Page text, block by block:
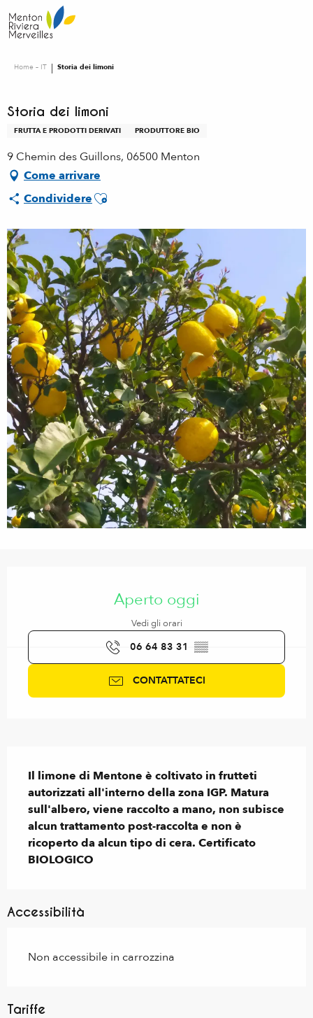
au
contenu
Home – IT Storia dei limoni
Storia dei limoni
FRUTTA E PRODOTTI DERIVATI PRODUTTORE BIO
9 Chemin des Guillons, 06500 Menton
Come arrivare
CondividereAjouter aux favoris
Aperto oggi
Vedi gli orari
06 64 83 31 ▒▒
CONTATTATECI
Il limone di Mentone è coltivato in frutteti
autorizzati all'interno della zona IGP. Matura
sull'albero, viene raccolto a mano, non subisce
alcun trattamento post-raccolta e non è
ricoperto da alcun tipo di cera. Certificato
BIOLOGICO
Accessibilità
Non accessibile in carrozzina
Tariffe